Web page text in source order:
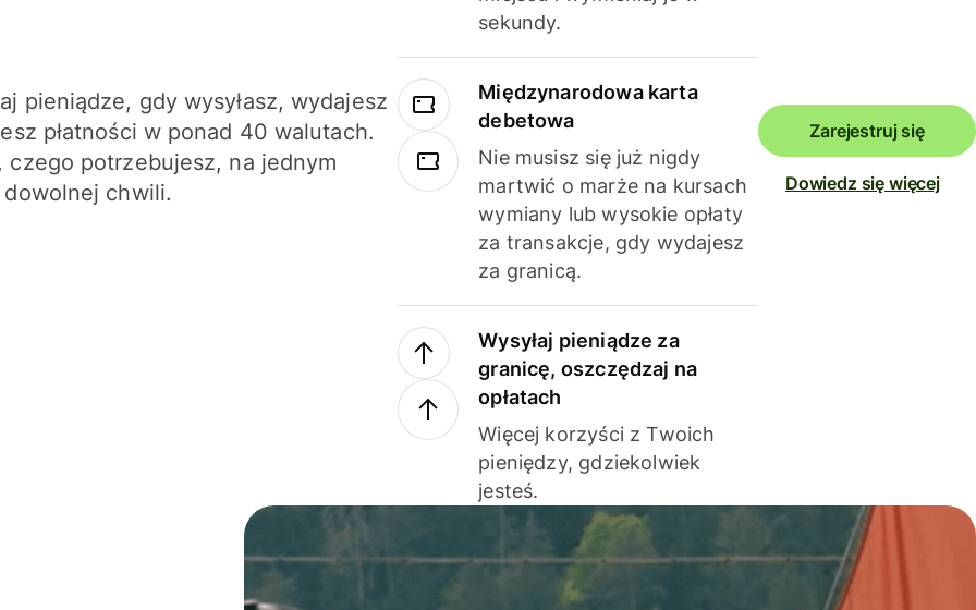
pieniądze, gdy wysyłasz, wydajesz
płatności w ponad 40 walutach.
czego potrzebujesz, na jednym
chwili.
sekundy.
Międzynarodowa karta
debetowa
Nie musisz się już nigdy
martwić o marże na kursach
wymiany lub wysokie opłaty
za transakcje, gdy wydajesz
za granicą.
Wysyłaj pieniądze za
granicę, oszczędzaj na
opłatach
Więcej korzyści z Twoich
pieniędzy, gdziekolwiek
jesteś.
Zarejestruj się
Dowiedz się więcej